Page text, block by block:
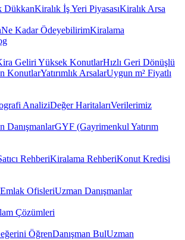
DükkanKiralık İş Yeri PiyasasıKiralık Arsa
Ne Kadar ÖdeyebilirimKiralama
Geliri Yüksek KonutlarHızlı Geri Dönüşlü
KonutlarYatırımlık ArsalarUygun m² Fiyatlı
AnaliziDeğer HaritalarıVerilerimiz
DanışmanlarGYF (Gayrimenkul Yatırım
RehberiKiralama RehberiKonut Kredisi
Emlak OfisleriUzman Danışmanlar
Çözümleri
ÖğrenDanışman BulUzman